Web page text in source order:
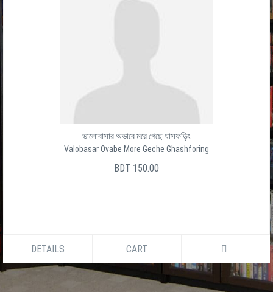
ভালোবাসার অভাবে মরে গেছে ঘাসফড়িং
Valobasar Ovabe More Geche Ghashforing
BDT 150.00
DETAILS CART